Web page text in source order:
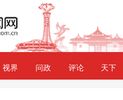
视界 问政 评论 天下